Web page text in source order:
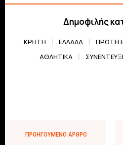
Δημοφιλής
ΚΡΗΤΗ ΕΛΛΆΔΑ ΠΡΏΤΗ
ΑΘΛΗΤΙΚΆ
ΠΡΟΗΓΟΎΜΕΝΟ ΆΡΘΡΟ